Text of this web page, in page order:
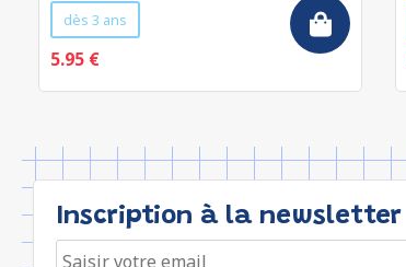
dès 3 ans
5.95 €
Inscription à la newsletter